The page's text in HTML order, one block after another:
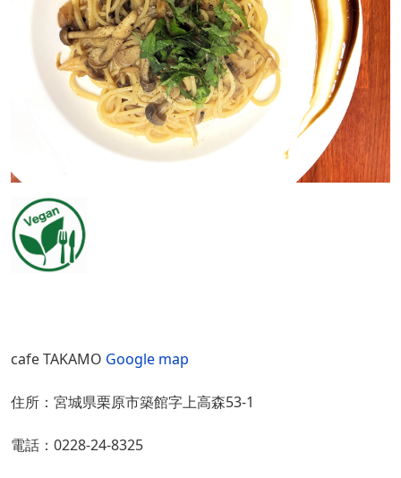
cafe TAKAMO Google map
住所：宮城県栗原市築館字上高森53-1
電話：0228-24-8325